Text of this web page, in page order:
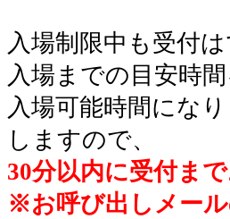
入場制限中も受付
入場までの目安時
入場可能時間にな
しますので、
30分以内に受付ま
※お呼び出しメー